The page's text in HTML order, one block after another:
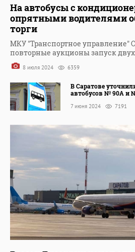
На автобусы с
опрятными водителями
торги
МКУ "Транспортное управление"
повторные аукционы запуск двух
8 июля 2024 6359
В Саратове
автобусов № 90А и
7 июня 2024 7191